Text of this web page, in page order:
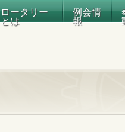
ロータリー
とは
例会情
報